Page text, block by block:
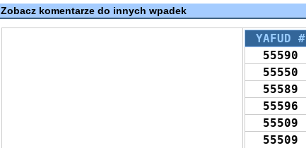
Zobacz komentarze do innych wpadek
YAFUD #
55590
55550
55589
55596
55509
55509